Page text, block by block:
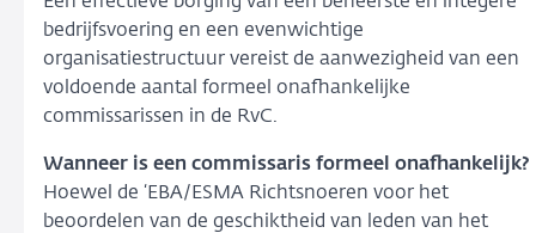
bedrijfsvoering en een evenwichtige
organisatiestructuur vereist de aanwezigheid van een
voldoende aantal formeel onafhankelijke
commissarissen in de RvC.
Wanneer is een commissaris formeel onafhankelijk?
Hoewel de ‘EBA/ESMA Richtsnoeren voor het
beoordelen van de geschiktheid van leden van het